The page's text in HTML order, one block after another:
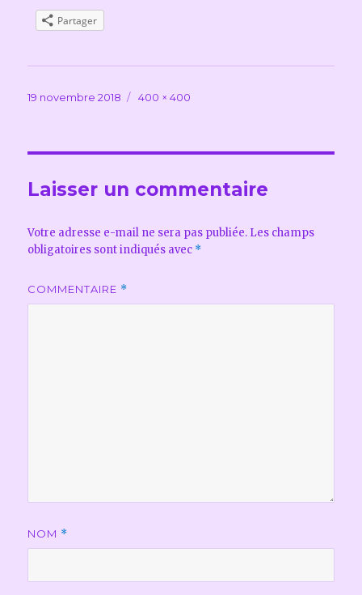
Partager
Publié
19 novembre 2018
Taille
400 × 400
Laisser un commentaire
Votre adresse e-mail ne sera pas publiée. Les champs
obligatoires sont indiqués avec *
COMMENTAIRE *
NOM *